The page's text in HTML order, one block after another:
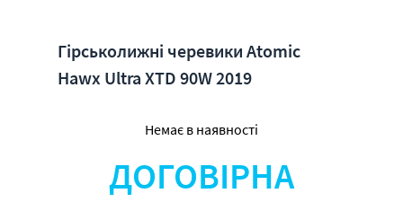
Гірськолижні черевики Atomic
Hawx Ultra XTD 90W 2019
Немає в наявності
ДОГОВІРНА